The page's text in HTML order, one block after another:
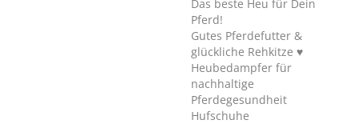
Das beste Heu für Dein
Pferd!
Gutes Pferdefutter &
glückliche Rehkitze ♥
Heubedampfer für
nachhaltige
Pferdegesundheit
Hufschuhe